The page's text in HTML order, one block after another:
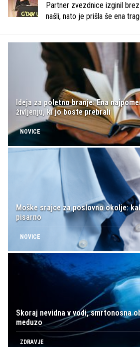
Partner zvezdnice izginil
našli, nato je prišla še ena
Ideja za poletno branje: Ena
življenju, ki jo boste prebrali
NOVICE
Moške srajce za poslovno okolje:
pisarno
NOVICE
Skoraj nevidna v vodi, smrtonosna
meduzo
ZDRAVJE